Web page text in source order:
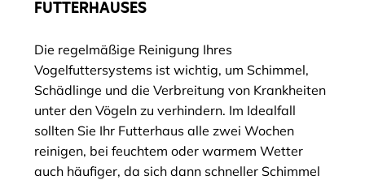
FUTTERHAUSES
Die regelmäßige Reinigung Ihres
Vogelfuttersystems ist wichtig, um Schimmel,
Schädlinge und die Verbreitung von Krankheiten
unter den Vögeln zu verhindern. Im Idealfall
sollten Sie Ihr Futterhaus alle zwei Wochen
reinigen, bei feuchtem oder warmem Wetter
auch häufiger, da sich dann schneller Schimmel